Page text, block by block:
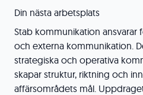
Din nästa arbetsplats
Stab kommunikation ansvarar
och externa kommunikation.
strategiska och operativa
skapar struktur, riktning och
affärsområdets mål.